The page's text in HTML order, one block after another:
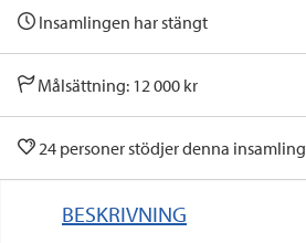
Insamlingen har stängt
Målsättning: 12 000 kr
24 personer stödjer denna insamling
BESKRIVNING